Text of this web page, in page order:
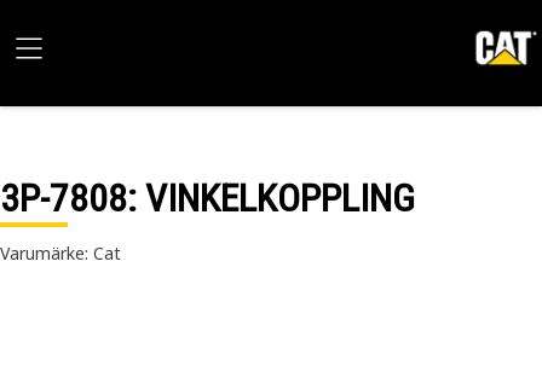
3P-7808: VINKELKOPPLING
Varumärke: Cat